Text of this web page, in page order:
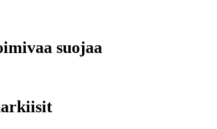
suojaa